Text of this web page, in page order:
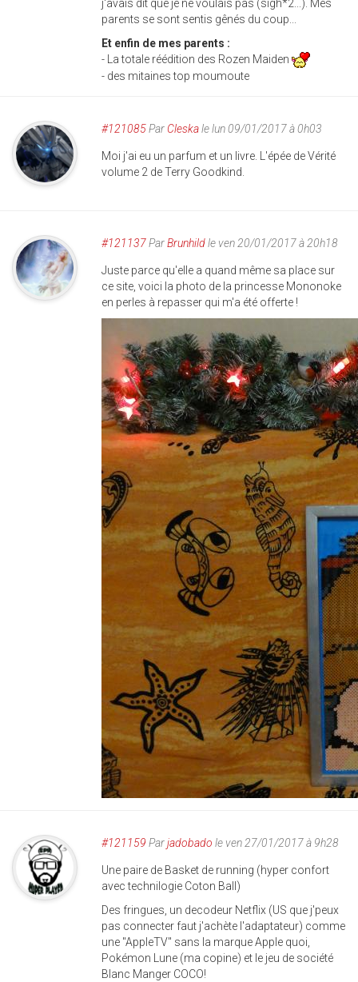
j'avais dit que je ne voulais pas (sigh*2...). Mes
parents se sont sentis gênés du coup...
Et enfin de mes parents :
- La totale réédition des Rozen Maiden
- des mitaines top moumoute
#121085Par Cleskale lun 09/01/2017 à 0h03
Moi j'ai eu un parfum et un livre. L'épée de Vérité
volume 2 de Terry Goodkind.
#121137ParBrunhildle ven 20/01/2017 à 20h18
Juste parce qu'elle a quand même sa place sur
ce site, voici la photo de la princesse Mononoke
en perles à repasser qui m'a été offerte !
#121159 Parjadobado le ven 27/01/2017 à 9h28
Une paire de Basket de running (hyper confort
avec technilogie Coton Ball)
Des fringues, un decodeur Netflix (US que j'peux
pas connecter faut j'achète l'adaptateur) comme
une "AppleTV" sans la marque Apple quoi,
Pokémon Lune (ma copine) et le jeu de société
Blanc Manger COCO!